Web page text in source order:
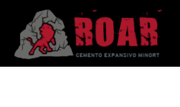
Ir al contenido